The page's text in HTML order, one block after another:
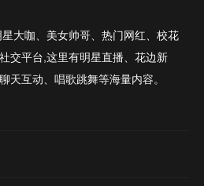
大咖、美女帅哥、热门网红、校花
交平台,这里有明星直播、花边新
天互动、唱歌跳舞等海量内容。